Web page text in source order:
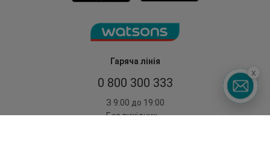
Гаряча лінія
0 800 300 333
З 9:00 до 19:00
Без вихідних
x